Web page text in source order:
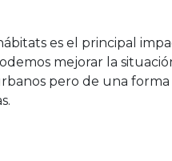
es el principal
mejorar la
pero de una